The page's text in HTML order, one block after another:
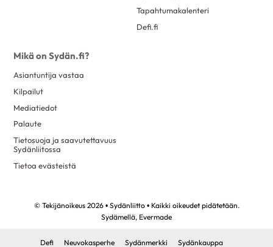
Tapahtumakalenteri
Defi.fi
Mikä on Sydän.fi?
Asiantuntija vastaa
Kilpailut
Mediatiedot
Palaute
Tietosuoja ja saavutettavuus
Sydänliitossa
Tietoa evästeistä
© Tekijänoikeus 2026 • Sydänliitto • Kaikki oikeudet pidätetään.
Sydämellä, Evermade
Defi Neuvokasperhe Sydänmerkki Sydänkauppa